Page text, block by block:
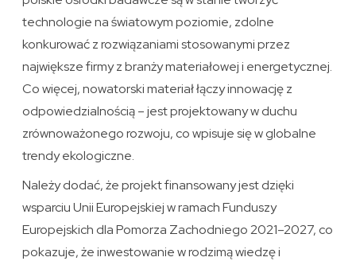
technologie na światowym poziomie, zdolne
konkurować z rozwiązaniami stosowanymi przez
największe firmy z branży materiałowej i energetycznej.
Co więcej, nowatorski materiał łączy innowację z
odpowiedzialnością – jest projektowany w duchu
zrównoważonego rozwoju, co wpisuje się w globalne
trendy ekologiczne.
Należy dodać, że projekt finansowany jest dzięki
wsparciu Unii Europejskiej w ramach Funduszy
Europejskich dla Pomorza Zachodniego 2021–2027, co
pokazuje, że inwestowanie w rodzimą wiedzę i